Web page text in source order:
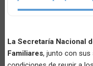
La Secretaría Nacional
Familiares, junto con